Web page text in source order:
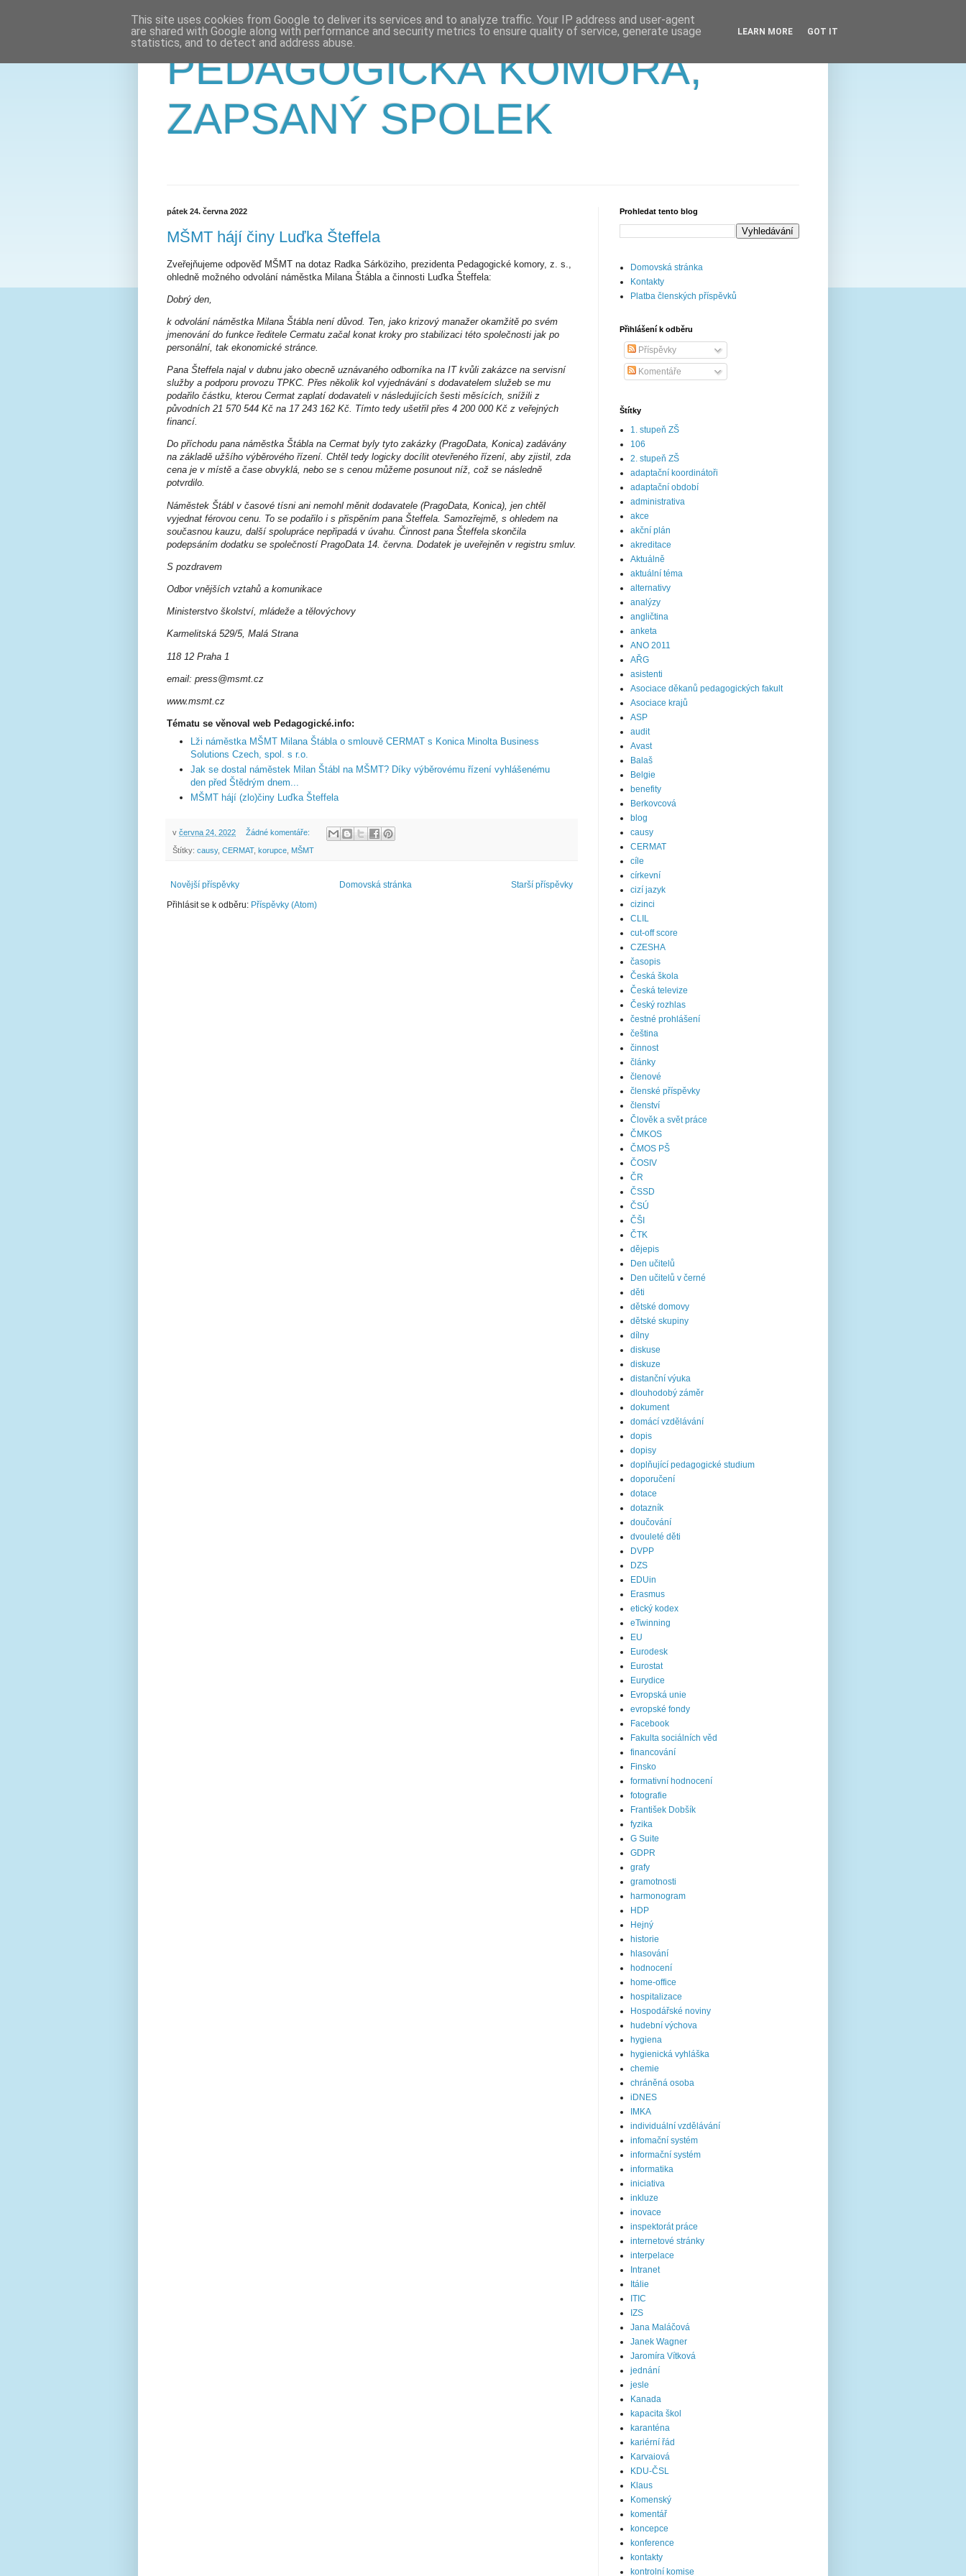
PEDAGOGICKÁ KOMORA,
ZAPSANÝ SPOLEK
pátek 24. června 2022
MŠMT hájí činy Luďka Šteffela
Zveřejňujeme odpověď MŠMT na dotaz Radka Sárköziho, prezidenta Pedagogické komory, z. s.,
ohledně možného odvolání náměstka Milana Štábla a činnosti Luďka Šteffela:
Dobrý den,
k odvolání náměstka Milana Štábla není důvod. Ten, jako krizový manažer okamžitě po svém
jmenování do funkce ředitele Cermatu začal konat kroky pro stabilizaci této společnosti jak po
personální, tak ekonomické stránce.
Pana Šteffela najal v dubnu jako obecně uznávaného odborníka na IT kvůli zakázce na servisní
služby a podporu provozu TPKC. Přes několik kol vyjednávání s dodavatelem služeb se mu
podařilo částku, kterou Cermat zaplatí dodavateli v následujících šesti měsících, snížili z
původních 21 570 544 Kč na 17 243 162 Kč. Tímto tedy ušetřil přes 4 200 000 Kč z veřejných
financí.
Do příchodu pana náměstka Štábla na Cermat byly tyto zakázky (PragoData, Konica) zadávány
na základě užšího výběrového řízení. Chtěl tedy logicky docílit otevřeného řízení, aby zjistil, zda
cena je v místě a čase obvyklá, nebo se s cenou můžeme posunout níž, což se následně
potvrdilo.
Náměstek Štábl v časové tísni ani nemohl měnit dodavatele (PragoData, Konica), jen chtěl
vyjednat férovou cenu. To se podařilo i s přispěním pana Šteffela. Samozřejmě, s ohledem na
současnou kauzu, další spolupráce nepřipadá v úvahu. Činnost pana Šteffela skončila
podepsáním dodatku se společností PragoData 14. června. Dodatek je uveřejněn v registru smluv.
S pozdravem
Odbor vnějších vztahů a komunikace
Ministerstvo školství, mládeže a tělovýchovy
Karmelitská 529/5, Malá Strana
118 12 Praha 1
email: press@msmt.cz
www.msmt.cz
Tématu se věnoval web Pedagogické.info:
Lži náměstka MŠMT Milana Štábla o smlouvě CERMAT s Konica Minolta Business
Solutions Czech, spol. s r.o.
Jak se dostal náměstek Milan Štábl na MŠMT? Díky výběrovému řízení vyhlášenému
den před Štědrým dnem...
MŠMT hájí (zlo)činy Luďka Šteffela
v června 24, 2022 Žádné komentáře:
Štítky: causy, CERMAT, korupce MŠMT
Novější příspěvky Starší příspěvky
Domovská stránka
Přihlásit se k odběru: Příspěvky (Atom)
Prohledat tento blog
Domovská stránka
Kontakty
Platba členských příspěvků
Přihlášení k odběru
Příspěvky
Komentáře
Štítky
1. stupeň ZŠ
106
2. stupeň ZŠ
adaptační koordinátoři
adaptační období
administrativa
akce
akční plán
akreditace
Aktuálně
aktuální téma
alternativy
analýzy
angličtina
anketa
ANO 2011
AŘG
asistenti
Asociace děkanů pedagogických fakult
Asociace krajů
ASP
audit
Avast
Balaš
Belgie
benefity
Berkovcová
blog
causy
CERMAT
cíle
církevní
cizí jazyk
cizinci
CLIL
cut-off score
CZESHA
časopis
Česká škola
Česká televize
Český rozhlas
čestné prohlášení
čeština
činnost
články
členové
členské příspěvky
členství
Člověk a svět práce
ČMKOS
ČMOS PŠ
ČOSIV
ČR
ČSSD
ČSÚ
ČŠI
ČTK
dějepis
Den učitelů
Den učitelů v černé
děti
dětské domovy
dětské skupiny
dílny
diskuse
diskuze
distanční výuka
dlouhodobý záměr
dokument
domácí vzdělávání
dopis
dopisy
doplňující pedagogické studium
doporučení
dotace
dotazník
doučování
dvouleté děti
DVPP
DZS
EDUin
Erasmus
etický kodex
eTwinning
EU
Eurodesk
Eurostat
Eurydice
Evropská unie
evropské fondy
Facebook
Fakulta sociálních věd
financování
Finsko
formativní hodnocení
fotografie
František Dobšík
fyzika
G Suite
GDPR
grafy
gramotnosti
harmonogram
HDP
Hejný
historie
hlasování
hodnocení
home-office
hospitalizace
Hospodářské noviny
hudební výchova
hygiena
hygienická vyhláška
chemie
chráněná osoba
iDNES
IMKA
individuální vzdělávání
infomační systém
informační systém
informatika
iniciativa
inkluze
inovace
inspektorát práce
internetové stránky
interpelace
Intranet
Itálie
ITIC
IZS
Jana Maláčová
Janek Wagner
Jaromíra Vítková
jednání
jesle
Kanada
kapacita škol
karanténa
kariérní řád
Karvaiová
KDU-ČSL
Klaus
Komenský
komentář
koncepce
konference
kontakty
kontrolní komise
This site uses cookies from Google to deliver its services and to analyze traffic. Your IP address and user-agent
are shared with Google along with performance and security metrics to ensure quality of service, generate usage
statistics, and to detect and address abuse.
LEARN MORE GOT IT